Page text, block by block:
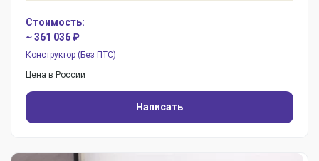
Стоимость:
~ 361 036 ₽
Конструктор (Без ПТС)
Цена в России
Написать